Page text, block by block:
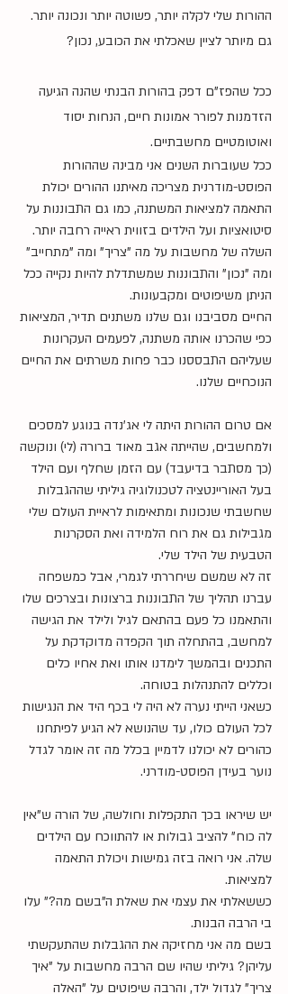
ההורות שלי לקלה יותר, פשוטה יותר ונכונה יותר.
גם מיותר לציין שאכלתי את הכובע, נכון?
ככל שהפז"ם דפק בהורות הבנתי שהנה הגיעה
הזדמנות לפורר אמונות חיים, הנחות יסוד
ואוטומטיים מחשבתיים.
ככל שעוברות השנים אני מבינה שההורות
הפוסט-מודרנית מצריכה מאיתנו ההורים יכולת
התאמה למציאות המשתנה, כמו גם התבוננות על
סיטואציות ועל הילדים בזווית ראייה רחבה יותר.
השלה של מחשבות על מה "צריך" ומה "מתחייב"
ומה "נכון" והתבוננות שמשתדלת להיות נקייה ככל
הניתן משיפוטים ומקבעונות.
החיים מסביבנו וגם שלנו משתנים תדיר, המציאות
כפי שהכרנו אותה משתנה, לפעמים העקרונות
שעליהם התבססנו כבר פחות משרתים את החיים
הנוכחיים שלנו.
אם טרום ההורות היתה לי אג'נדה בנוגע למסכים
ולמחשבים, שהייתה אגב מאוד ברורה (לי) ונוקשה
(כך מסתבר בדיעבד) עם הזמן שחלף ועם הילד
בעל האוריינטציה לטכנולוגיה גיליתי שההגבלות
שחשבתי שנכונות ומתאימות לראיית העולם שלי
מגבילות גם את רוח הלמידה ואת הסקרנות
הטבעית של הילד שלי.
זה לא שמשם שיחררתי לגמרי, אבל כמשפחה
עברנו תהליך של התבוננות ברצונות ובצרכים שלו
והתאמנו כל פעם בהתאם לגיל ולילד את הגישה
למחשב, בהתחלה תוך הקפדה מדוקדקת על
התכנים ובהמשך לימדנו אותו ואת אחיו כלים
וכללים להתנהלות בטוחה.
כשאני הייתי נערה לא היה לי בכף היד את הנגישות
לכל העולם כולו, עד שהנושא לא הגיע לפיתחנו
כהורים לא יכולנו לדמיין בכלל מה זה אומר לגדל
נוער בעידן הפוסט-מודרני.
יש שיראו בכך התקפלות וחולשה, של הורה ש"אין
לה כוח" להציב גבולות או להתווכח עם הילדים
שלה. אני רואה בזה גמישות ויכולת התאמה
למציאות.
כששאלתי את עצמי את שאלת ה"בשם מה?" עלו
בי הרבה הבנות.
בשם מה אני מחזיקה את ההגבלות שהתעקשתי
עליהן? גיליתי שהיו שם הרבה מחשבות על "איך
צריך" לגדול ילד, והרבה שיפוטים על "האלה